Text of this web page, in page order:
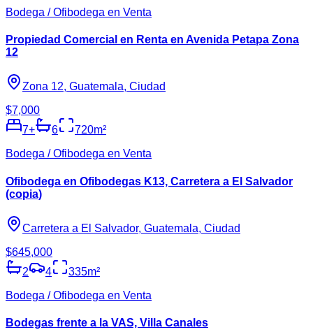
Bodega / Ofibodega en Venta
Propiedad Comercial en Renta en Avenida Petapa Zona
12
Zona 12, Guatemala, Ciudad
$7,000
7+ 6 720m²
Bodega / Ofibodega en Venta
Ofibodega en Ofibodegas K13, Carretera a El Salvador
(copia)
Carretera a El Salvador, Guatemala, Ciudad
$645,000
2
4 335m²
Bodega / Ofibodega en Venta
Bodegas frente a la VAS, Villa Canales